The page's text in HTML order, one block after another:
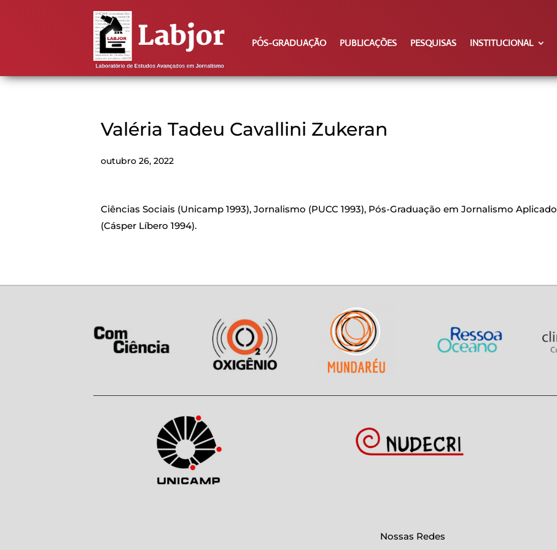
PÓS-GRADUAÇÃO PUBLICAÇÕES PESQUISAS INSTITUCIONAL
Valéria Tadeu Cavallini Zukeran
outubro 26, 2022
Ciências Sociais (Unicamp 1993), Jornalismo (PUCC 1993), Pós-Graduação em Jornalismo Aplicado
(Cásper Líbero 1994).
Nossas Redes